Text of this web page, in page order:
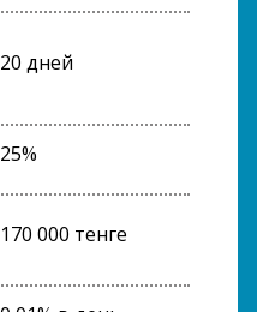
20 дней
25%
170 000 тенге